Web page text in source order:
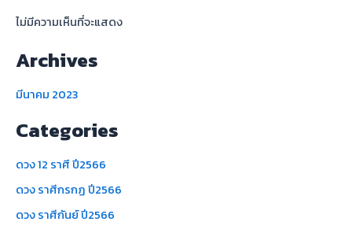
ไม่มีความเห็นที่จะแสดง
Archives
มีนาคม 2023
Categories
ดวง 12 ราศี ปี2566
ดวง ราศีกรกฏ ปี2566
ดวง ราศีกันย์ ปี2566